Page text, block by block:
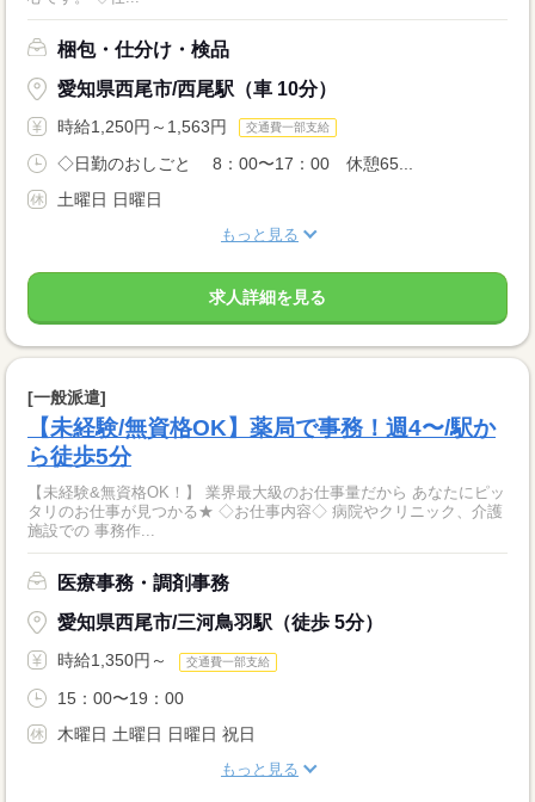
梱包・仕分け・検品
愛知県西尾市/西尾駅（車 10分）
時給1,250円～1,563円 交通費一部支給
◇日勤のおしごと 8：00〜17：00 休憩65...
土曜日 日曜日
もっと見る
求人詳細を見る
[一般派遣]
【未経験/無資格OK】薬局で事務！週4〜/駅か
ら徒歩5分
【未経験&無資格OK！】 業界最大級のお仕事量だから あなたにピッ
タリのお仕事が見つかる★ ◇お仕事内容◇ 病院やクリニック、介護
施設での 事務作...
医療事務・調剤事務
愛知県西尾市/三河鳥羽駅（徒歩 5分）
時給1,350円～ 交通費一部支給
15：00〜19：00
木曜日 土曜日 日曜日 祝日
もっと見る